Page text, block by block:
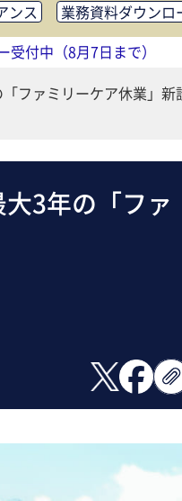
ンス
業務資料ダウンロ
ョン活性化
FM・オフ
ング・BPO
調査・レ
付中（8月7日まで）
ファミリーケア休業」新
3年の「ファ